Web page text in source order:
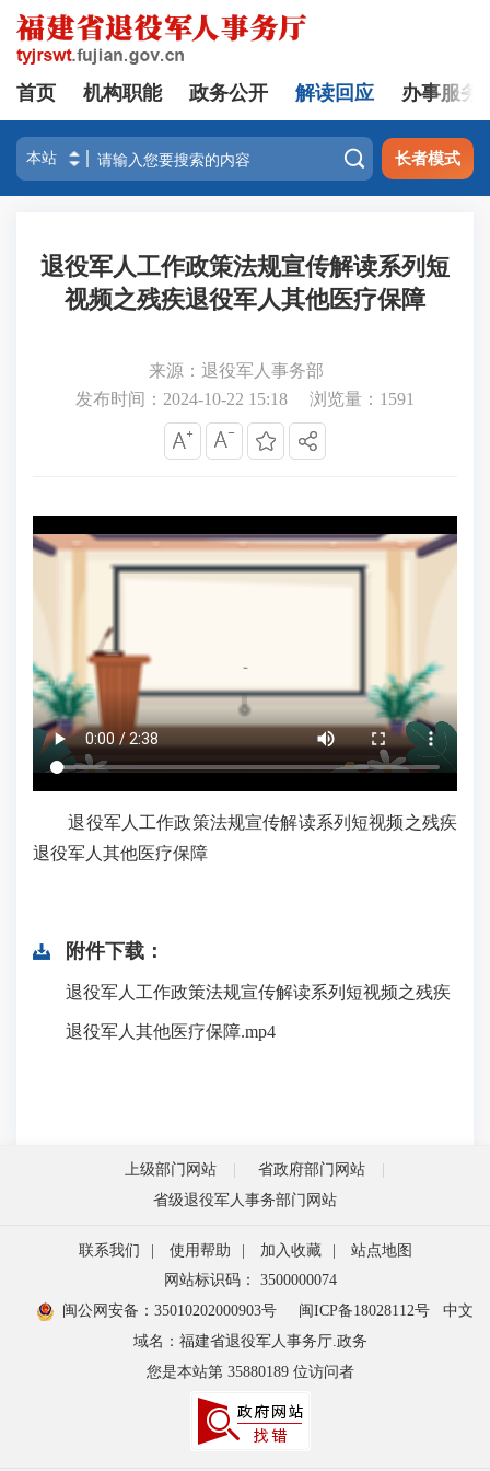
首页 机构职能 政务公开 解读回应 办事服务
 长者模式
退役军人工作政策法规宣传解读系列短
视频之残疾退役军人其他医疗保障
来源：退役军人事务部
发布时间：2024-10-22 15:18
浏览量： 1591
退役军人工作政策法规宣传解读系列短视频之残疾
退役军人其他医疗保障
附件下载：
退役军人工作政策法规宣传解读系列短视频之残疾
退役军人其他医疗保障.mp4
上级部门网站
省政府部门网站
省级退役军人事务部门网站
联系我们 使用帮助 加入收藏
站点地图
网站标识码： 3500000074
闽公网安备：35010202000903号
闽ICP备18028112号
中文
域名：福建省退役军人事务厅.政务
您是本站第 35880189 位访问者